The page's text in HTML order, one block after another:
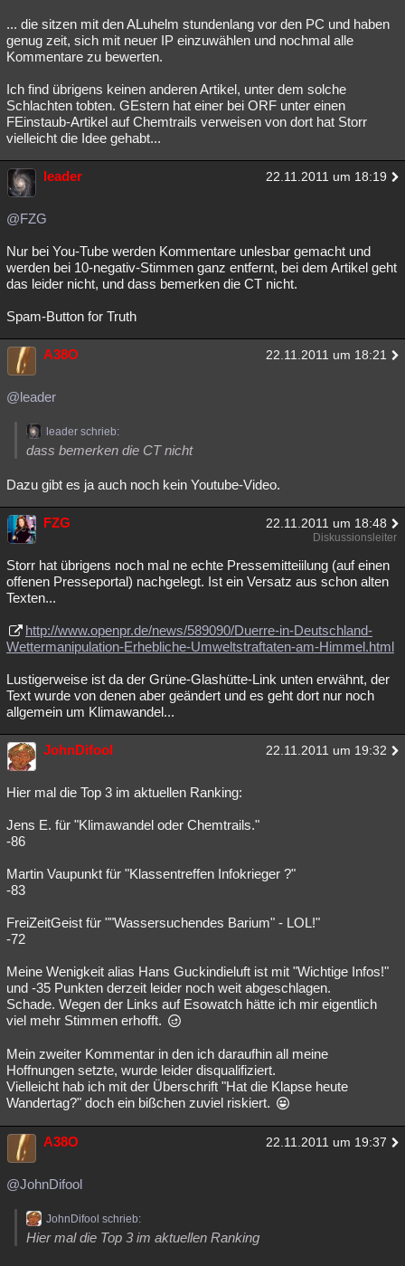
... die sitzen mit den ALuhelm stundenlang vor den PC und haben
genug zeit, sich mit neuer IP einzuwählen und nochmal alle
Kommentare zu bewerten.
Ich find übrigens keinen anderen Artikel, unter dem solche
Schlachten tobten. GEstern hat einer bei ORF unter einen
FEinstaub-Artikel auf Chemtrails verweisen von dort hat Storr
vielleicht die Idee gehabt...
leader 22.11.2011 um 18:19
@FZG
Nur bei You-Tube werden Kommentare unlesbar gemacht und
werden bei 10-negativ-Stimmen ganz entfernt, bei dem Artikel geht
das leider nicht, und dass bemerken die CT nicht.
Spam-Button for Truth
A38O 22.11.2011 um 18:21
@leader
leader schrieb:
dass bemerken die CT nicht
Dazu gibt es ja auch noch kein Youtube-Video.
FZG 22.11.2011 um 18:48
Diskussionsleiter
Storr hat übrigens noch mal ne echte Pressemitteiilung (auf einen
offenen Presseportal) nachgelegt. Ist ein Versatz aus schon alten
Texten...
http://www.openpr.de/news/589090/Duerre-in-Deutschland-
Wettermanipulation-Erhebliche-Umweltstraftaten-am-Himmel.html
Lustigerweise ist da der Grüne-Glashütte-Link unten erwähnt, der
Text wurde von denen aber geändert und es geht dort nur noch
allgemein um Klimawandel...
JohnDifool 22.11.2011 um 19:32
Hier mal die Top 3 im aktuellen Ranking:
Jens E. für "Klimawandel oder Chemtrails."
-86
Martin Vaupunkt für "Klassentreffen Infokrieger ?"
-83
FreiZeitGeist für ""Wassersuchendes Barium" - LOL!"
-72
Meine Wenigkeit alias Hans Guckindieluft ist mit "Wichtige Infos!"
und -35 Punkten derzeit leider noch weit abgeschlagen.
Schade. Wegen der Links auf Esowatch hätte ich mir eigentlich
viel mehr Stimmen erhofft.
Mein zweiter Kommentar in den ich daraufhin all meine
Hoffnungen setzte, wurde leider disqualifiziert.
Vielleicht hab ich mit der Überschrift "Hat die Klapse heute
Wandertag?" doch ein bißchen zuviel riskiert.
A38O 22.11.2011 um 19:37
@JohnDifool
JohnDifool schrieb:
Hier mal die Top 3 im aktuellen Ranking